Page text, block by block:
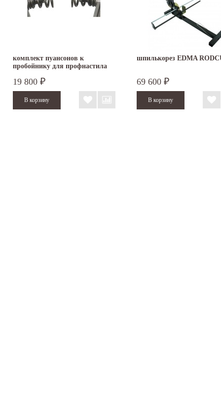
комплект пуансонов к
пробойнику для профнастила
19 800 ₽
шпилькорез EDMA
69 600 ₽